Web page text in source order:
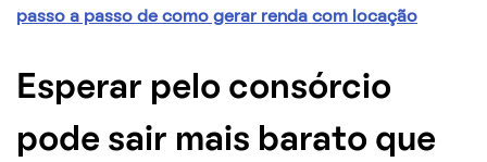
passo a passo de como gerar renda com locação
Esperar pelo consórcio
pode sair mais barato que